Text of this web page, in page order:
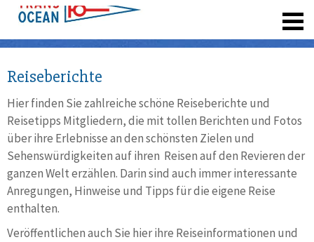
Reiseberichte
Hier finden Sie zahlreiche schöne Reiseberichte und
Reisetipps Mitgliedern, die mit tollen Berichten und Fotos
über ihre Erlebnisse an den schönsten Zielen und
Sehenswürdigkeiten auf ihren Reisen auf den Revieren der
ganzen Welt erzählen. Darin sind auch immer interessante
Anregungen, Hinweise und Tipps für die eigene Reise
enthalten.
Veröffentlichen auch Sie hier ihre Reiseinformationen und